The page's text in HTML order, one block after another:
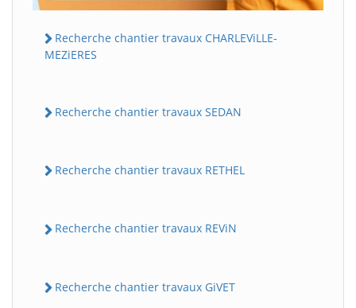
Recherche chantier travaux CHARLEViLLE-
MEZiERES
Recherche chantier travaux SEDAN
Recherche chantier travaux RETHEL
Recherche chantier travaux REViN
Recherche chantier travaux GiVET